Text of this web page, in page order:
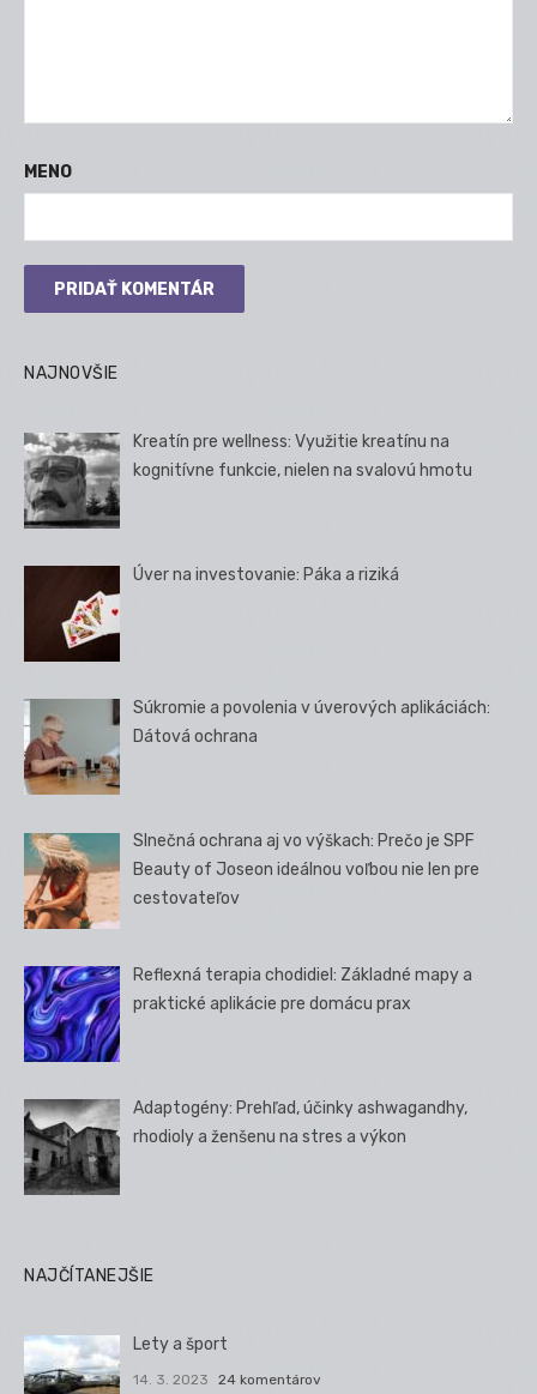
MENO
NAJNOVŠIE
Kreatín pre wellness: Využitie kreatínu na
kognitívne funkcie, nielen na svalovú hmotu
Úver na investovanie: Páka a riziká
Súkromie a povolenia v úverových aplikáciách:
Dátová ochrana
Slnečná ochrana aj vo výškach: Prečo je SPF
Beauty of Joseon ideálnou voľbou nie len pre
cestovateľov
Reflexná terapia chodidiel: Základné mapy a
praktické aplikácie pre domácu prax
Adaptogény: Prehľad, účinky ashwagandhy,
rhodioly a ženšenu na stres a výkon
NAJČÍTANEJŠIE
Lety a šport
14. 3. 2023 24 komentárov